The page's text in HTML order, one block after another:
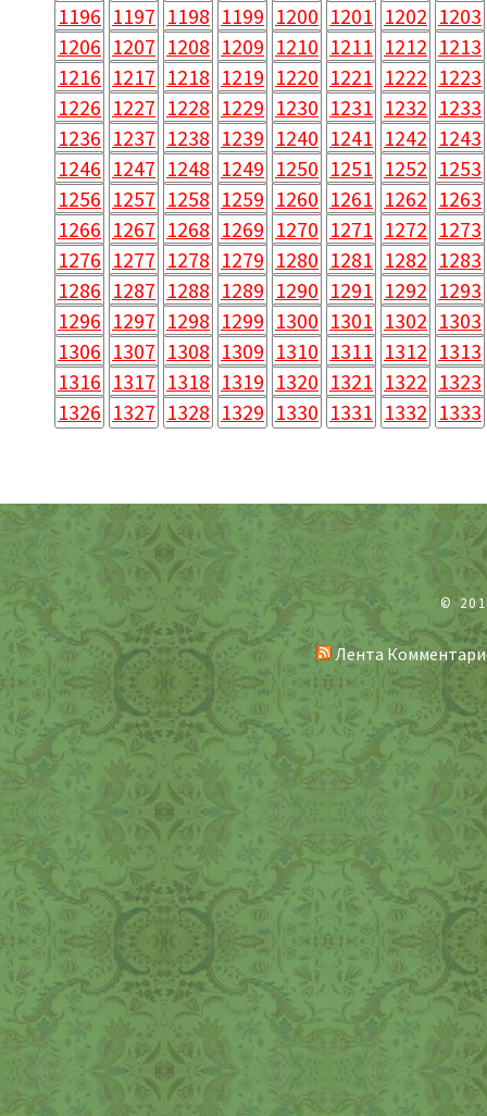
1196 1197 1198 1199 1200 1201 1202 1203
1206 1207 1208 1209 1210 1211 1212 1213
1216 1217 1218 1219 1220 1221 1222 1223
1226 1227 1228 1229 1230 1231 1232 1233
1236 1237 1238 1239 1240 1241 1242 1243
1246 1247 1248 1249 1250 1251 1252 1253
1256 1257 1258 1259 1260 1261 1262 1263
1266 1267 1268 1269 1270 1271 1272 1273
1276 1277 1278 1279 1280 1281 1282 1283
1286 1287 1288 1289 1290 1291 1292 1293
1296 1297 1298 1299 1300 1301 1302 1303
1306 1307 1308 1309 1310 1311 1312 1313
1316 1317 1318 1319 1320 1321 1322 1323
1326 1327 1328 1329 1330 1331 1332 1333
©
Лента